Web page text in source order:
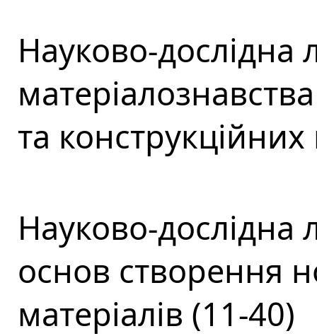
Науково-дослідна
та конструкційних
Науково-дослідна
основ створення
матеріалів (11-40)